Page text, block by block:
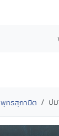
พุทธสุภาษิต ป